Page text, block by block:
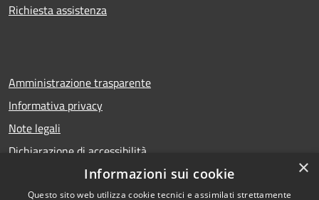
Richiesta assistenza
Amministrazione trasparente
Informativa privacy
Note legali
Dichiarazione di accessibilità
×
Informazioni sui cookie
Questo sito web utilizza cookie tecnici e assimilati strettamente